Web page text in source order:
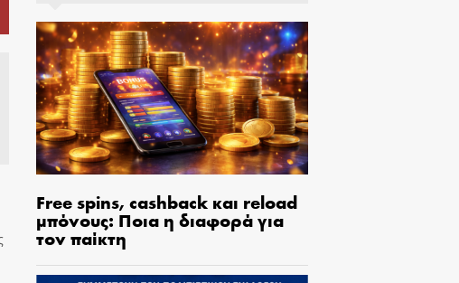
Free spins, cashback και reload
μπόνους: Ποια η διαφορά για
τον παίκτη